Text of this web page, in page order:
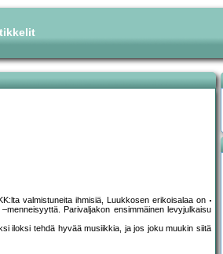
valmistuneita ihmisiä, Luukkosen erikoisalaa on
Parivaljakon ensimmäinen levyjulkaisu
iloksi tehdä hyvää musiikkia, ja jos joku muukin siitä